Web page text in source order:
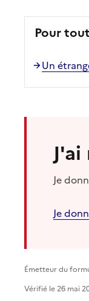
Pour
Un
Je
Je
Émetteur du
Vérifié le 26 mai